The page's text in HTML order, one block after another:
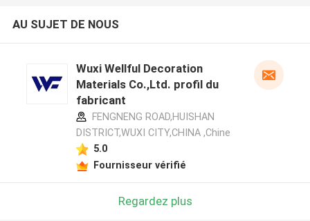
AU SUJET DE NOUS
Wuxi Wellful Decoration
Materials Co.,Ltd. profil du
fabricant
FENGNENG ROAD,HUISHAN
DISTRICT,WUXI CITY,CHINA ,Chine
5.0
Fournisseur vérifié
Regardez plus